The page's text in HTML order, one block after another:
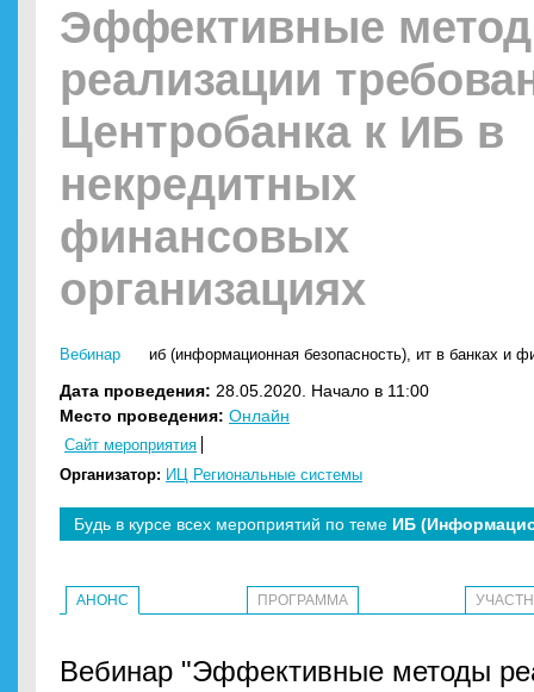
Эффективные
реализации
Центробанка к ИБ в
некредитных
финансовых
организациях
Вебинар иб (информационная безопасность), ит в банках и
Дата проведения: 28.05.2020. Начало в 11:00
Место проведения: Онлайн
Сайт мероприятия
Организатор: ИЦ Региональные системы
Будь в курсе всех мероприятий по теме ИБ
АНОНС ПРОГРАММА
Вебинар "Эффективные методы